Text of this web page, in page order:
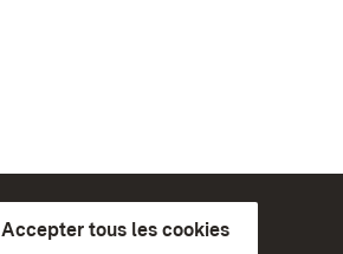
Accepter tous les cookies